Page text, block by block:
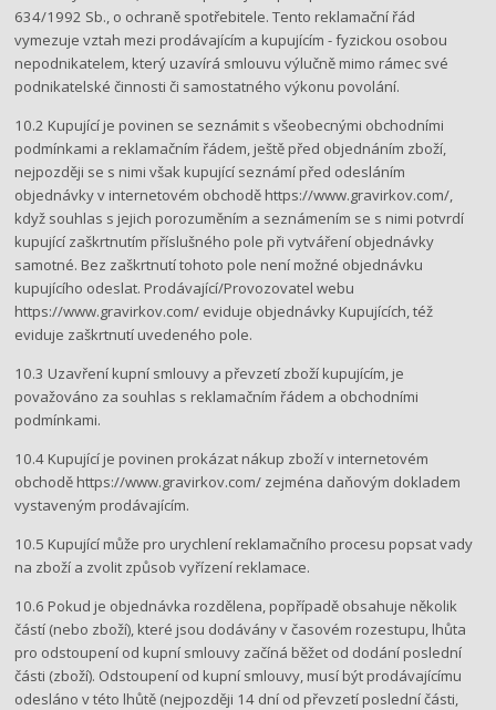
634/1992 Sb., o ochraně spotřebitele. Tento reklamační řád
vymezuje vztah mezi prodávajícím a kupujícím - fyzickou osobou
nepodnikatelem, který uzavírá smlouvu výlučně mimo rámec své
podnikatelské činnosti či samostatného výkonu povolání.
10.2 Kupující je povinen se seznámit s všeobecnými obchodními
podmínkami a reklamačním řádem, ještě před objednáním zboží,
nejpozději se s nimi však kupující seznámí před odesláním
objednávky v internetovém obchodě https://www.gravirkov.com/​,
když souhlas s jejich porozuměním a seznámením se s nimi potvrdí
kupující zaškrtnutím příslušného pole při vytváření objednávky
samotné. Bez zaškrtnutí tohoto pole není možné objednávku
kupujícího odeslat. Prodávající/Provozovatel webu​
https://www.gravirkov.com/ ​eviduje objednávky Kupujících, též
eviduje zaškrtnutí uvedeného pole.
10.3 Uzavření kupní smlouvy a převzetí zboží kupujícím, je
považováno za souhlas s reklamačním řádem a obchodními
podmínkami.
10.4 Kupující je povinen prokázat nákup zboží v internetovém
obchodě https://www.gravirkov.com/​ zejména daňovým dokladem
vystaveným prodávajícím.
10.5 Kupující může pro urychlení reklamačního procesu popsat vady
na zboží a zvolit způsob vyřízení reklamace.
10.6 Pokud je objednávka rozdělena, popřípadě obsahuje několik
částí (nebo zboží), které jsou dodávány v časovém rozestupu, lhůta
pro odstoupení od kupní smlouvy začíná běžet od dodání poslední
části (zboží). Odstoupení od kupní smlouvy, musí být prodávajícímu
odesláno v této lhůtě (nejpozději 14 dní od převzetí poslední části,